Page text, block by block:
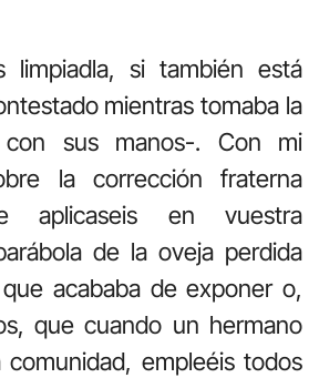
limpiadla, si también está
mientras tomaba la
sus manos-. Con mi
la corrección fraterna
aplicaseis en vuestra
de la oveja perdida
acababa de exponer o,
que cuando un hermano
empleéis todos